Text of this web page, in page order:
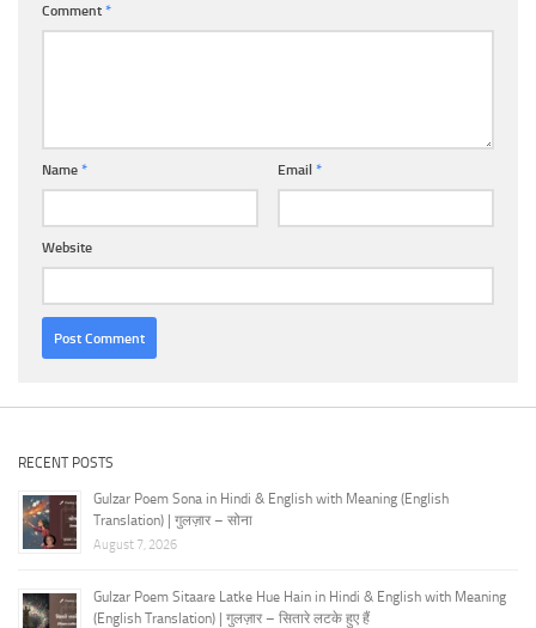
Comment *
Name * Email *
Website
RECENT POSTS
Gulzar Poem Sona in Hindi & English with Meaning (English
Translation) | गुलज़ार – सोना
August 7, 2026
Gulzar Poem Sitaare Latke Hue Hain in Hindi & English with Meaning
(English Translation) | गुलज़ार – सितारे लटके हुए हैं